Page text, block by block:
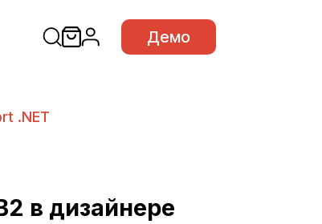
Демо
.NET
в дизайнере